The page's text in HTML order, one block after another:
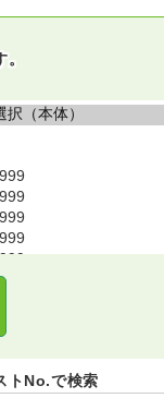
トNo.で検索